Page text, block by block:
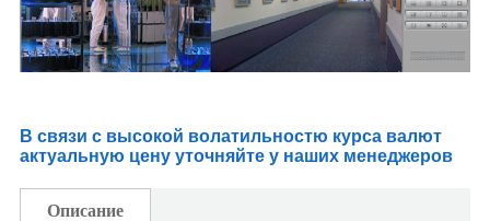
В связи с высокой волатильностю курса валют
актуальную цену уточняйте у наших менеджеров
Описание